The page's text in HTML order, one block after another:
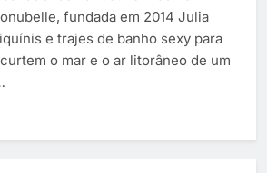
fundada em 2014 Julia
e trajes de banho sexy para
o mar e o ar litorâneo de um